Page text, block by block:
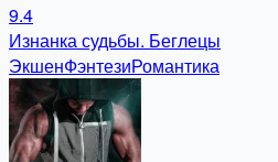
9.4
Изнанка судьбы. Беглецы
ЭкшенФэнтезиРомантика